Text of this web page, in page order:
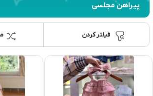
پیراهن مجلسی
فیلتر کردن